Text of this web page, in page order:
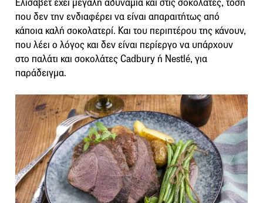
Ελισάβετ έχει μεγάλη αδυναμία και στις σοκολάτες, τόση
που δεν την ενδιαφέρει να είναι απαραιτήτως από
κάποια καλή σοκολατερί. Και του περιπτέρου της κάνουν,
που λέει ο λόγος και δεν είναι περίεργο να υπάρχουν
στο παλάτι και σοκολάτες Cadbury ή Nestlé, για
παράδειγμα.